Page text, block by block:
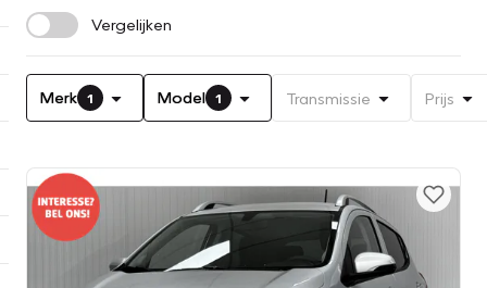
Vergelijken
Merk 1 Model 1 Transmissie Prijs